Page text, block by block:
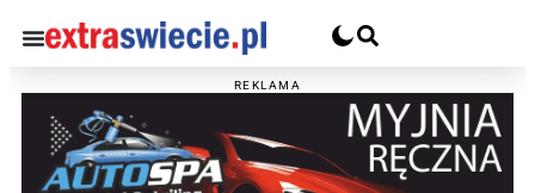
REKLAMA